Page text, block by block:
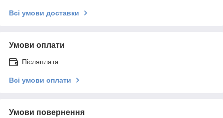
Всі умови доставки
Умови оплати
Післяплата
Всі умови оплати
Умови повернення